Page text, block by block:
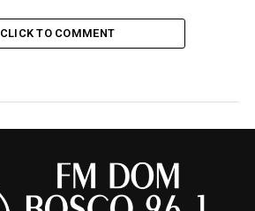
CLICK TO COMMENT